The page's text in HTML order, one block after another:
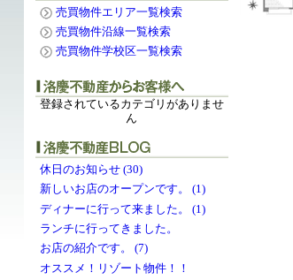
売買物件エリア一覧検索
売買物件沿線一覧検索
売買物件学校区一覧検索
登録されているカテゴリがありませ
ん
休日のお知らせ (30)
新しいお店のオープンです。 (1)
ディナーに行って来ました。 (1)
ランチに行ってきました。
お店の紹介です。 (7)
オススメ！リゾート物件！！